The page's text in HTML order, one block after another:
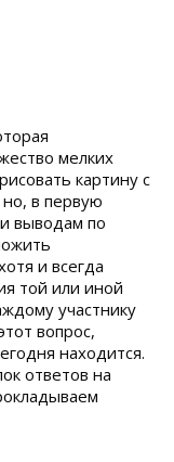
мелких
картину с
в первую
выводам по
и всегда
той или иной
участнику
вопрос,
находится.
ответов на